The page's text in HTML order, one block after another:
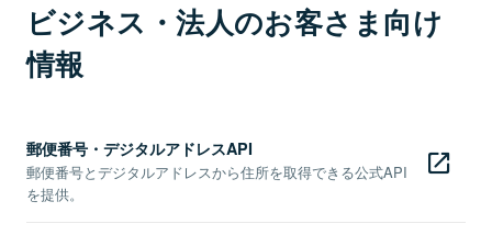
ビジネス・法人のお客さま向け
情報
郵便番号・デジタルアドレスAPI
郵便番号とデジタルアドレスから住所を取得できる公式API
を提供。